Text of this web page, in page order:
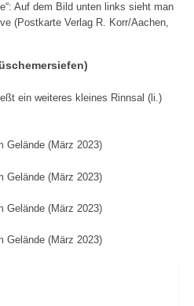
Auf dem Bild unten links sieht man
(Postkarte Verlag R. Korr/Aachen,
ein weiteres kleines Rinnsal (li.)
Gelände (März 2023)
Gelände (März 2023)
Gelände (März 2023)
Gelände (März 2023)